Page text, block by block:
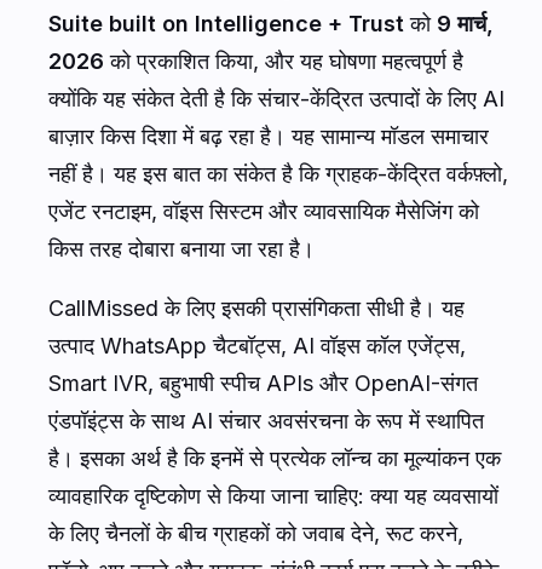
Suite built on Intelligence + Trust को 9 मार्च,
2026 को प्रकाशित किया, और यह घोषणा महत्वपूर्ण है
क्योंकि यह संकेत देती है कि संचार-केंद्रित उत्पादों के लिए AI
बाज़ार किस दिशा में बढ़ रहा है। यह सामान्य मॉडल समाचार
नहीं है। यह इस बात का संकेत है कि ग्राहक-केंद्रित वर्कफ़्लो,
एजेंट रनटाइम, वॉइस सिस्टम और व्यावसायिक मैसेजिंग को
किस तरह दोबारा बनाया जा रहा है।
CallMissed के लिए इसकी प्रासंगिकता सीधी है। यह
उत्पाद WhatsApp चैटबॉट्स, AI वॉइस कॉल एजेंट्स,
Smart IVR, बहुभाषी स्पीच APIs और OpenAI-संगत
एंडपॉइंट्स के साथ AI संचार अवसंरचना के रूप में स्थापित
है। इसका अर्थ है कि इनमें से प्रत्येक लॉन्च का मूल्यांकन एक
व्यावहारिक दृष्टिकोण से किया जाना चाहिए: क्या यह व्यवसायों
के लिए चैनलों के बीच ग्राहकों को जवाब देने, रूट करने,